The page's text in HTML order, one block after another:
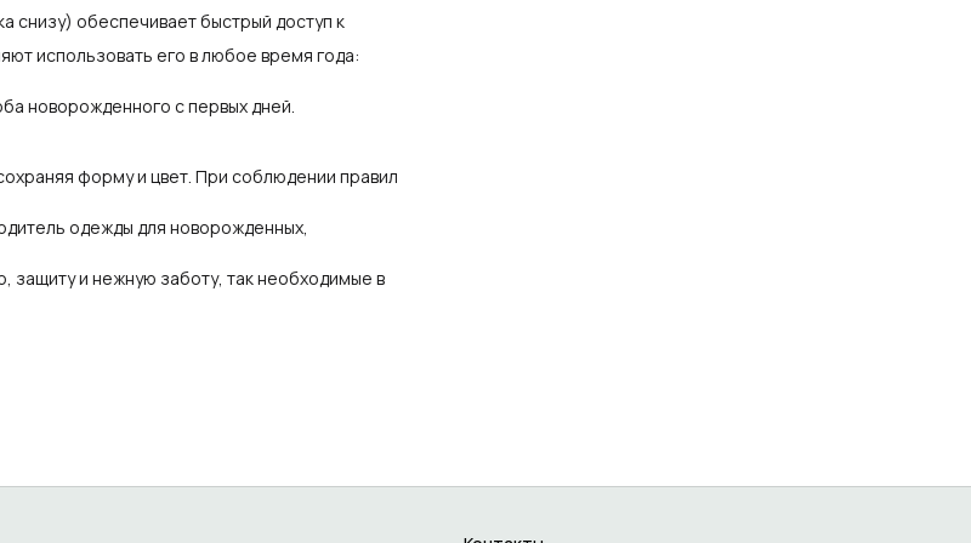
заботу, так необходимые в первые
снизу) обеспечивает быстрый доступ к
использовать его в любое время года:
новорожденного с первых дней.
форму и цвет. При соблюдении правил
одежды для новорожденных,
и нежную заботу, так необходимые в